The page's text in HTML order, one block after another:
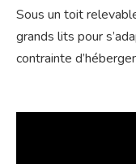
Sous un toit
grands lits pour
contrainte